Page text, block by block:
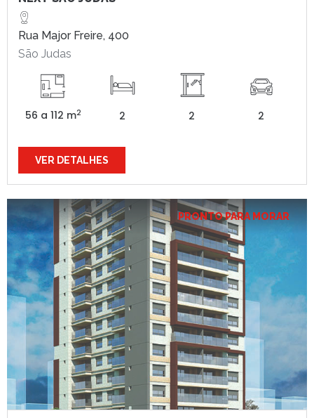
Rua Major Freire, 400
São Judas
56 a 112 m2 2 2 2
VER DETALHES
PRONTO PARA MORAR